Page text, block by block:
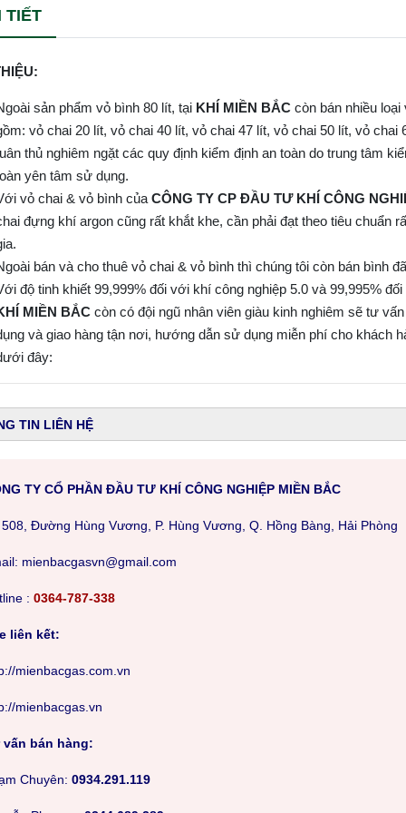
TIẾT
sản phẩm vỏ bình 80 lít, tại KHÍ MIỀN BẮC còn bán nhiều
vỏ chai 20 lít, vỏ chai 40 lít, vỏ chai 47 lít, vỏ chai 50 lít, vỏ
thủ nghiêm ngặt các quy định kiểm định an toàn do trung tâm
yên tâm sử dụng.
vỏ chai & vỏ bình của CÔNG TY CP ĐẦU TƯ KHÍ CÔNG
đựng khí argon cũng rất khắt khe, cần phải đạt theo tiêu chuẩn
bán và cho thuê vỏ chai & vỏ bình thì chúng tôi còn bán bình
độ tinh khiết 99,999% đối với khí công nghiệp 5.0 và 99,995%
MIỀN BẮC còn có đội ngũ nhân viên giàu kinh nghiêm sẽ tư
và giao hàng tận nơi, hướng dẫn sử dụng miễn phí cho khách
đây:
TIN LIÊN HỆ
TY CỔ PHẦN ĐẦU TƯ KHÍ CÔNG NGHIỆP MIỀN BẮC
Đường Hùng Vương, P. Hùng Vương, Q. Hồng Bàng, Hải Phòng
ail: mienbacgasvn@gmail.com
: 0364-787-338
liên kết:
mienbacgas.com.vn
mienbacgas.vn
vấn bán hàng:
Chuyên: 0934.291.119